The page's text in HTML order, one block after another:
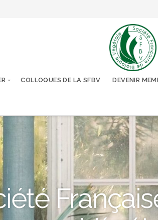
COLLOQUES DE LA SFBV DEVENIR